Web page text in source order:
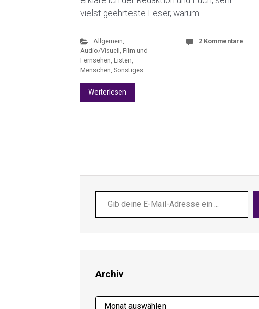
vielst geehrteste Leser, warum
Allgemein,
Audio/Visuell , Film und
Fernsehen, Listen,
Menschen, Sonstiges
2 Kommentare
Weiterlesen
deine
E-
ein ...
Archiv
Archiv